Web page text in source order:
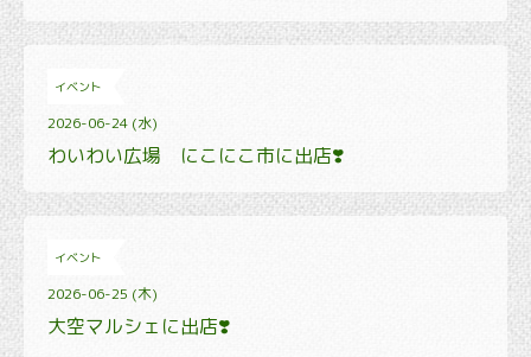
イベント
2026-06-24 (水)
わいわい広場 にこにこ市に出店❣️
イベント
2026-06-25 (木)
大空マルシェに出店❣️